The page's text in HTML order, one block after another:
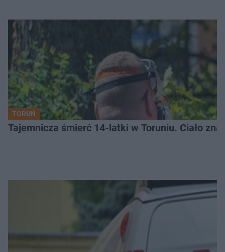
TORUŃ
Tajemnicza śmierć 14-latki w Toruniu. Ciało